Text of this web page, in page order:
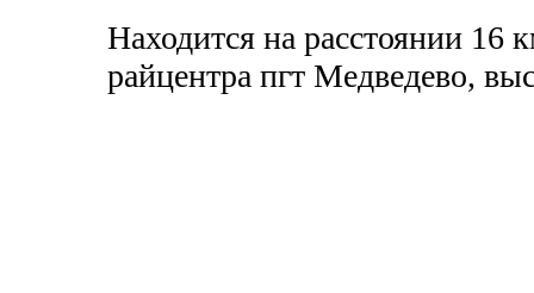
Находится на расстоянии 16
райцентра пгт Медведево,